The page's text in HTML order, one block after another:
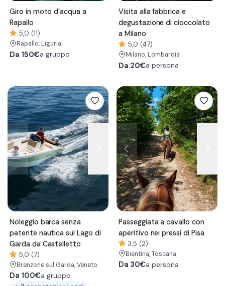
Giro in moto d'acqua a
Rapallo
5,0 (11)
Rapallo, Liguria
Da 150€a gruppo
Visita alla fabbrica e
degustazione di cioccolato
a Milano
5,0 (47)
Milano, Lombardia
Da 20€a persona
Noleggio barca senza
patente nautica sul Lago di
Garda da Castelletto
5,0 (7)
Brenzone sul Garda, Veneto
Da 100€a gruppo
Passeggiata a cavallo con
aperitivo nei pressi di Pisa
3,5 (2)
Bientina, Toscana
Da 30€a persona